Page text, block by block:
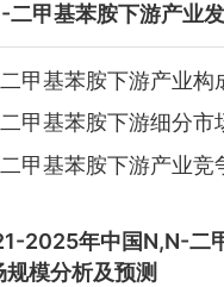
二甲基苯胺下游产业
甲基苯胺下游产业构
甲基苯胺下游细分市
甲基苯胺下游产业竞
2025年中国N,N-二
规模分析及预测